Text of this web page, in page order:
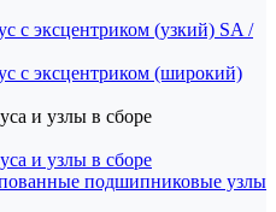
с эксцентриком (узкий) SA /
с эксцентриком (широкий)
и узлы в сборе
и узлы в сборе
подшипниковые узлы